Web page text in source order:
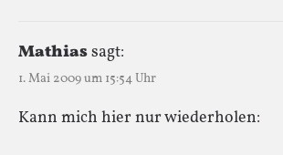
Mathiassagt:
1. Mai 2009 um 15:54 Uhr
Kann mich hier nur wiederholen: